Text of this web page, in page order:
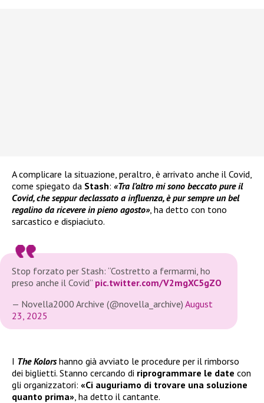
A complicare la situazione, peraltro, è arrivato anche il Covid,
come spiegato da Stash: «Tra l’altro mi sono beccato pure il
Covid, che seppur declassato a influenza, è pur sempre un bel
regalino da ricevere in pieno agosto», ha detto con tono
sarcastico e dispiaciuto.
Stop forzato per Stash: “Costretto a fermarmi, ho
preso anche il Covid” pic.twitter.com/V2mgXC5gZO
— Novella2000 Archive (@novella_archive) August
23, 2025
I The Kolorshanno già avviato le procedure per il rimborso
dei biglietti. Stanno cercando di riprogrammare le date con
gli organizzatori: «Ci auguriamo di trovare una soluzione
quanto prima» , ha detto il cantante.